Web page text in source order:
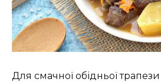
Для смачної обідньої